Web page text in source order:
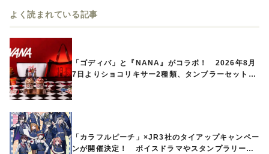
よく読まれている記事
「ゴディバ」と『NANA』がコラボ！ 2026年8月
7日よりショコリキサー2種類、タンブラーセットな
「カラフルピーチ」×JR3社のタイアップキャンペー
ンが開催決定！ ボイスドラマやスタンプラリー、